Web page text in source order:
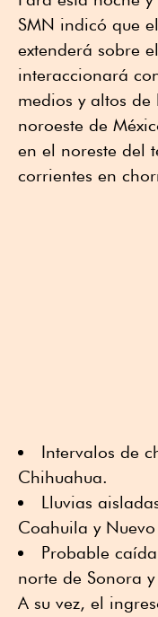
SMN indicó que
extenderá sobre
interaccionará
medios y altos
noroeste de
en el noreste del
corrientes en
Intervalos de
Chihuahua.
Lluvias
Coahuila y Nuevo
Probable
norte de Sonora
A su vez, el